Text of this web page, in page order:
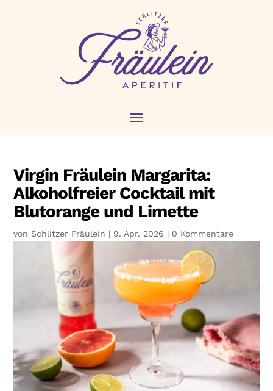
Virgin Fräulein Margarita:
Alkoholfreier Cocktail mit
Blutorange und Limette
von Schlitzer Fräulein | 9. Apr. 2026 | 0 Kommentare